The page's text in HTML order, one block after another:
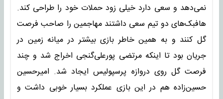
نمی‌دهد و سعی دارد خیلی زود حملات خود را طراحی کند.
هافبک‌های‌ دو تیم سعی داشتند مهاجمین را صاحب فرصت
گل کنند و به همین خاطر بازی بیشتر در میانه زمین در
جریان بود تا اینکه مرتضی پورعلی‌گنجی اخراج شد و چند
فرصت گل روی دروازه پرسپولیس ایجاد شد. امیرحسین
حسین‌زاده هم در این بازی عملکرد بسیار خوبی داشت و